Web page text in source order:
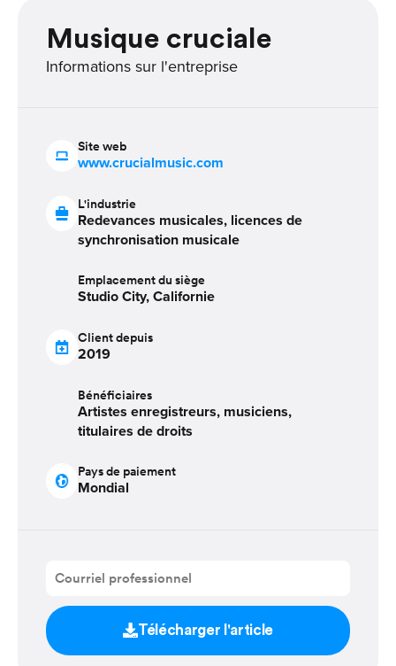
Musique cruciale
Informations sur l'entreprise
Site web
www.crucialmusic.com
L'industrie
Redevances musicales, licences de
synchronisation musicale
Emplacement du siège
Studio City, Californie
Client depuis
2019
Bénéficiaires
Artistes enregistreurs, musiciens,
titulaires de droits
Pays de paiement
Mondial
Télécharger l'article